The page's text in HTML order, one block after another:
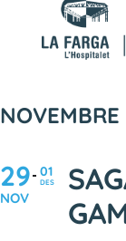
29
NOV
01
DES